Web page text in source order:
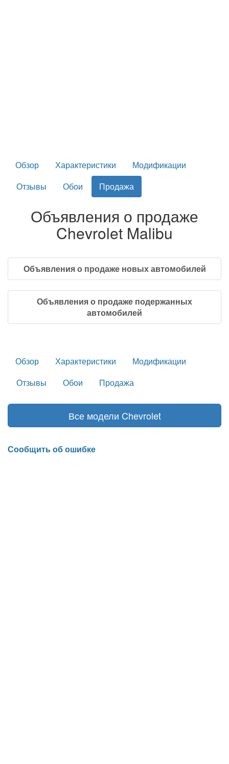
Обзор Характеристики
Модификации
Отзывы
Обои Продажа
Объявления о продаже
Chevrolet Malibu
Объявления о продаже новых автомобилей
Объявления о продаже подержанных
автомобилей
Обзор Характеристики
Модификации
Отзывы
Обои Продажа
Все модели Chevrolet
Сообщить об ошибке